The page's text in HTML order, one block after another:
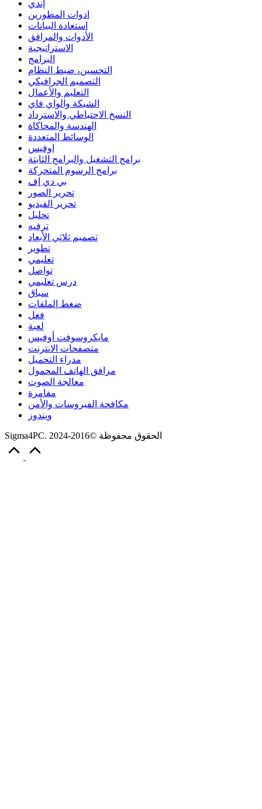
إندي
ادوات المطورين
استعادة البيانات
الأدوات والمرافق
الاستراتيجية
البرامج
التحسين، ضبط النظام
التصميم الجرافيكي
التعليم والأعمال
الشبكة والواي فاي
النسخ الاحتياطي والاسترداد
الهندسة والمحاكاة
الوسائط المتعددة
اوفيس
برامج التشغيل والبرامج الثابتة
برامج الرسوم المتحركة
بي دي إف
تحرير الصور
تحرير الفيديو
تحليل
ترفيه
تصميم ثلاثي الأبعاد
تطوير
تعليمي
تواصل
درس تعليمي
سباق
ضغط الملفات
فعل
لعبة
مايكروسوفت أوفيس
متصفحات الانترنت
مدراء التحميل
مرافق الهاتف المحمول
معالجة الصوت
مفامرة
مكافحة الفيروسات والأمن
ويندوز
Sigma4PC. الحقوق محفوظة ©2016-2024